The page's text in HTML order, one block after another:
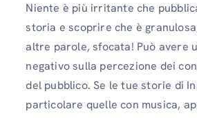
Niente è più irritante che
storia e scoprire che è
altre parole, sfocata! Può avere
negativo sulla percezione dei
del pubblico. Se le tue storie di
particolare quelle con musica,